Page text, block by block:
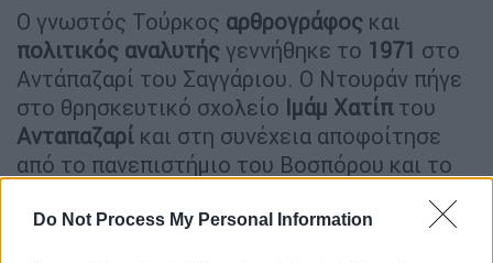
Do Not Process My Personal Information
Ο γνωστός Τούρκος αρθρογράφος και
πολιτικός αναλυτής γεννήθηκε το 1971 στο
Αντάπαζαρί του Σαγγάριου. Ο Ντουράν πήγε
στο θρησκευτικό σχολείο Ιμάμ Χατίπτου
Ανταπαζαρί και στη συνέχεια αποφοίτησε
από το πανεπιστήμιο του Βοσπόρου και το
Σχέσεων. Κατά τη διάρκεια των